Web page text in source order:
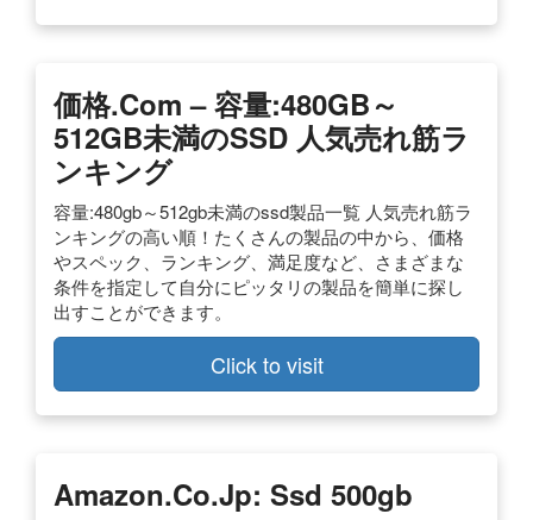
価格.com – 容量:480GB～
512GB未満のSSD 人気売れ筋ラ
ンキング
容量:480gb～512gb未満のssd製品一覧 人気売れ筋ラ
ンキングの高い順！たくさんの製品の中から、価格
やスペック、ランキング、満足度など、さまざまな
条件を指定して自分にピッタリの製品を簡単に探し
出すことができます。
Click to visit
Amazon.co.jp: Ssd 500gb